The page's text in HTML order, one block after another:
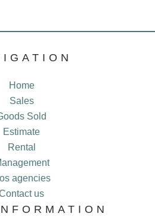
Home
Sales
Sold
Estimate
Rental
agencies
us